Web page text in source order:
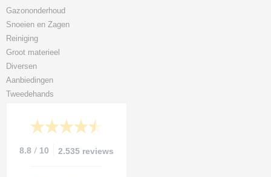
Gazononderhoud
Snoeien en Zagen
Reiniging
Groot materieel
Diversen
Aanbiedingen
Tweedehands
8.8 / 10 2.535 reviews